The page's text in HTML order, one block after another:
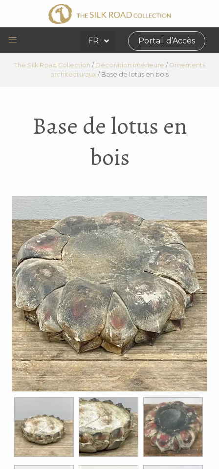
FR Portail d’Accès
The Silk Road Collection / Décoration intérieure / Ornements
architecturaux / Base de lotus en bois
Base de lotus en
bois